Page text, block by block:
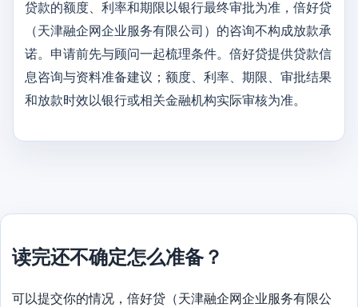
贷款的额度、利率和期限以银行最终审批为准，倍好贷
（天津融企网企业服务有限公司）的咨询不构成放款承
诺。申请前先与顾问一起梳理条件。倍好贷提供贷款信
息咨询与资料准备建议；额度、利率、期限、审批结果
和放款时效以银行或相关金融机构实际审核为准。
读完还不确定怎么准备？
可以提交你的情况，倍好贷（天津融企网企业服务有限公